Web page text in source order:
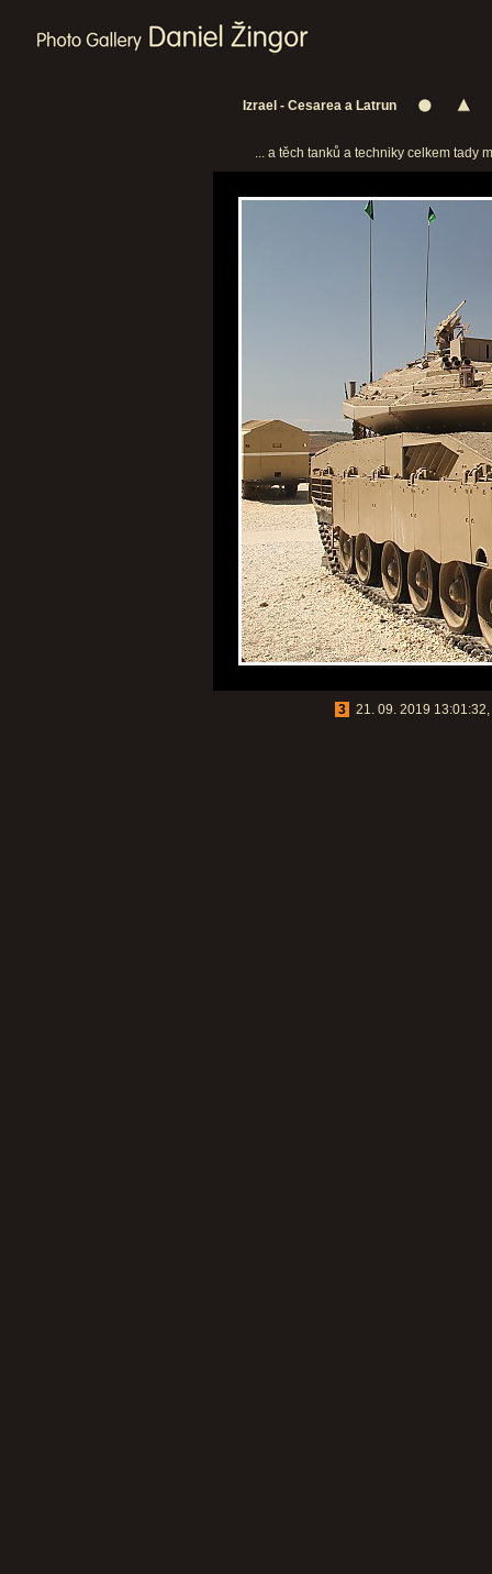
Izrael - Cesarea a Latrun
... a těch tanků a techniky celkem tady
3 21. 09. 2019